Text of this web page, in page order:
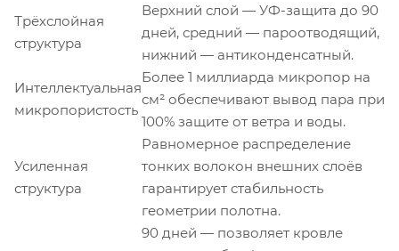
Трёхслойная
структура
Верхний слой — УФ-защита до 90
дней, средний — пароотводящий,
нижний — антиконденсатный.
Интеллектуальная
микропористость
Более 1 миллиарда микропор на
см² обеспечивают вывод пара при
100% защите от ветра и воды.
Усиленная
структура
Равномерное распределение
тонких волокон внешних слоёв
гарантирует стабильность
геометрии полотна.
90 дней — позволяет кровле